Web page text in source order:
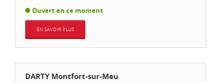
Ouvert en ce moment
EN SAVOIR PLUS
DARTY Montfort-sur-Meu